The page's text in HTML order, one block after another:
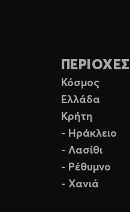
ΠΕΡΙΟΧΕΣ
Κόσμος
Ελλάδα
Κρήτη
- Ηράκλειο
- Λασίθι
- Ρέθυμνο
- Χανιά